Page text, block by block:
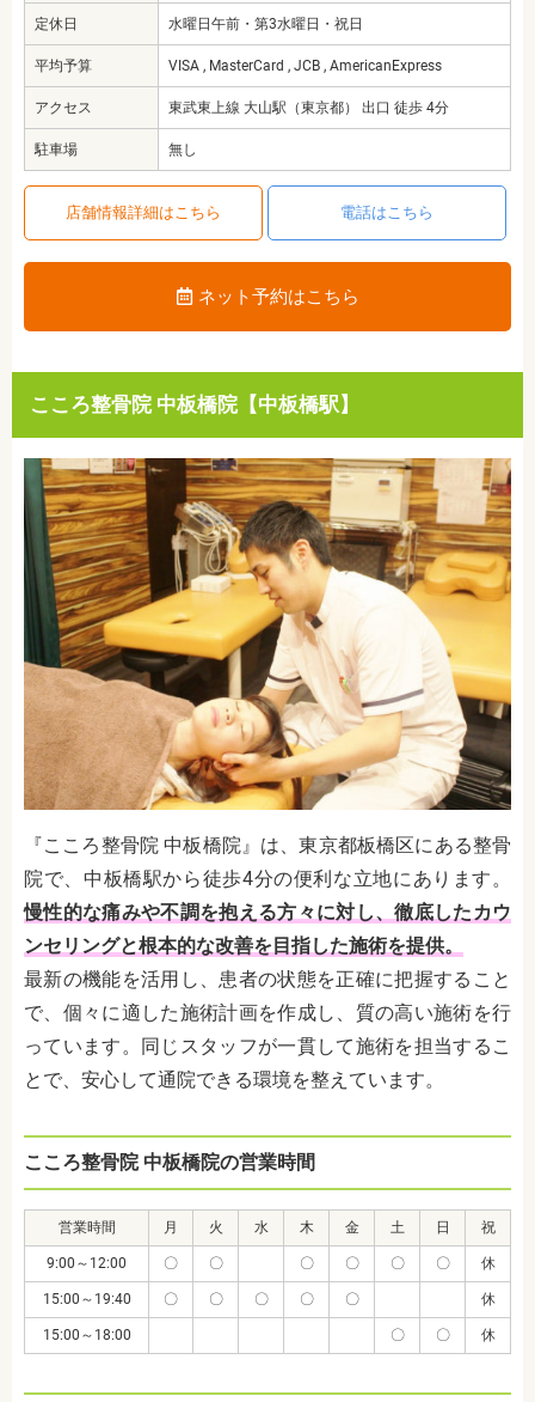
定休日 水曜日午前・第3水曜日・祝日
平均予算 VISA , MasterCard , JCB , AmericanExpress
アクセス 東武東上線 大山駅（東京都） 出口 徒歩 4分
駐車場 無し
店舗情報詳細はこちら 電話はこちら
ネット予約はこちら
こころ整骨院 中板橋院【中板橋駅】
『こころ整骨院 中板橋院』は、東京都板橋区にある整骨
院で、中板橋駅から徒歩4分の便利な立地にあります。
慢性的な痛みや不調を抱える方々に対し、徹底したカウ
ンセリングと根本的な改善を目指した施術を提供。
最新の機能を活用し、患者の状態を正確に把握すること
で、個々に適した施術計画を作成し、質の高い施術を行
っています。同じスタッフが一貫して施術を担当するこ
とで、安心して通院できる環境を整えています。
こころ整骨院 中板橋院の営業時間
営業時間 月 火 水 木 金 土 日 祝
9:00～12:00 〇 〇 〇 〇 〇 〇 休
15:00～19:40 〇 〇 〇 〇 〇 休
15:00～18:00 〇 〇 休